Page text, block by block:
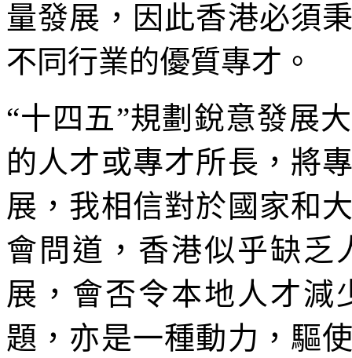
量發展，因此香港必須
不同行業的優質專才。
“十四五”規劃銳意發展
的人才或專才所長，將
展，我相信對於國家和
會問道，香港似乎缺乏
展，會否令本地人才減
題，亦是一種動力，驅